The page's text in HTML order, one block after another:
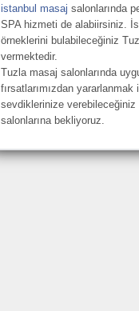
istanbul masaj salonlarında
SPA hizmeti de alabiirsiniz.
örneklerini bulabileceğiniz
vermektedir.
Tuzla masaj salonlarında
fırsatlarımızdan
sevdiklerinize
salonlarına bekliyoruz.